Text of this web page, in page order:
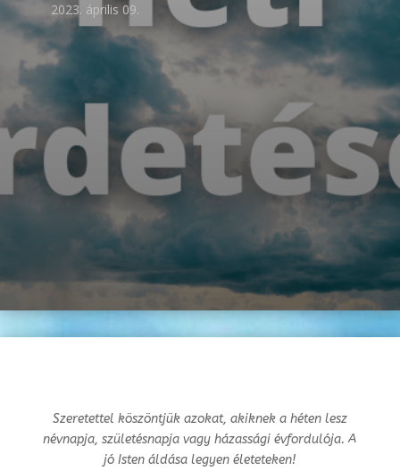
2023. április 09.
Szeretettel köszöntjük azokat, akiknek a héten lesz
névnapja, születésnapja vagyházassági évfordulója. A
jó Isten áldása legyen életeteken!